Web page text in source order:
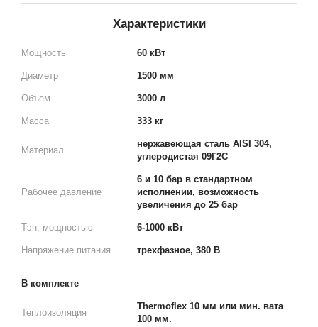
Характеристики
Мощность 60 кВт
Диаметр 1500 мм
Объем 3000 л
Масса 333 кг
Материал
нержавеющая сталь AISI 304,
углеродистая 09Г2С
Рабочее давление
6 и 10 бар в стандартном
исполнении, возможность
увеличения до 25 бар
Тэн, мощностью 6-1000 кВт
Напряжение питания трехфазное, 380 В
В комплекте
Теплоизоляция
Thermoflex 10 мм или мин. вата
100 мм.